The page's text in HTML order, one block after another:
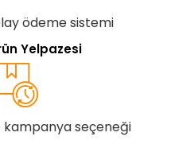
ödeme sistemi
Yelpazesi
kampanya seçeneği